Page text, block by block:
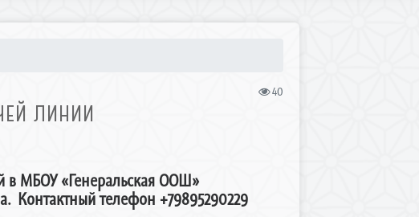
40
ЛИНИИ
в МБОУ «Генеральская ООШ»
Контактный телефон +79895290229